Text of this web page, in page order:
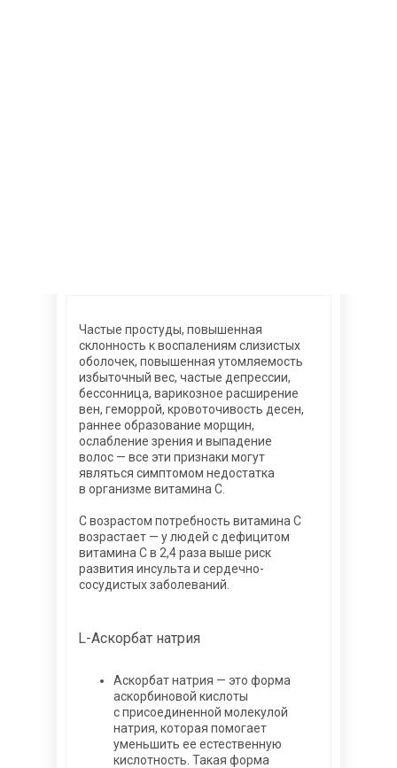
Частые простуды, повышенная
склонность к воспалениям слизистых
оболочек, повышенная утомляемость
избыточный вес, частые депрессии,
бессонница, варикозное расширение
вен, геморрой, кровоточивость десен,
раннее образование морщин,
ослабление зрения и выпадение
волос — все эти признаки могут
являться симптомом недостатка
в организме витамина С.
С возрастом потребность витамина С
возрастает — у людей с дефицитом
витамина С в 2,4 раза выше риск
развития инсульта и сердечно-
сосудистых заболеваний.
L-Аскорбат натрия
Аскорбат натрия — это форма
аскорбиновой кислоты
c присоединенной молекулой
натрия, которая помогает
уменьшить ее естественную
кислотность. Такая форма